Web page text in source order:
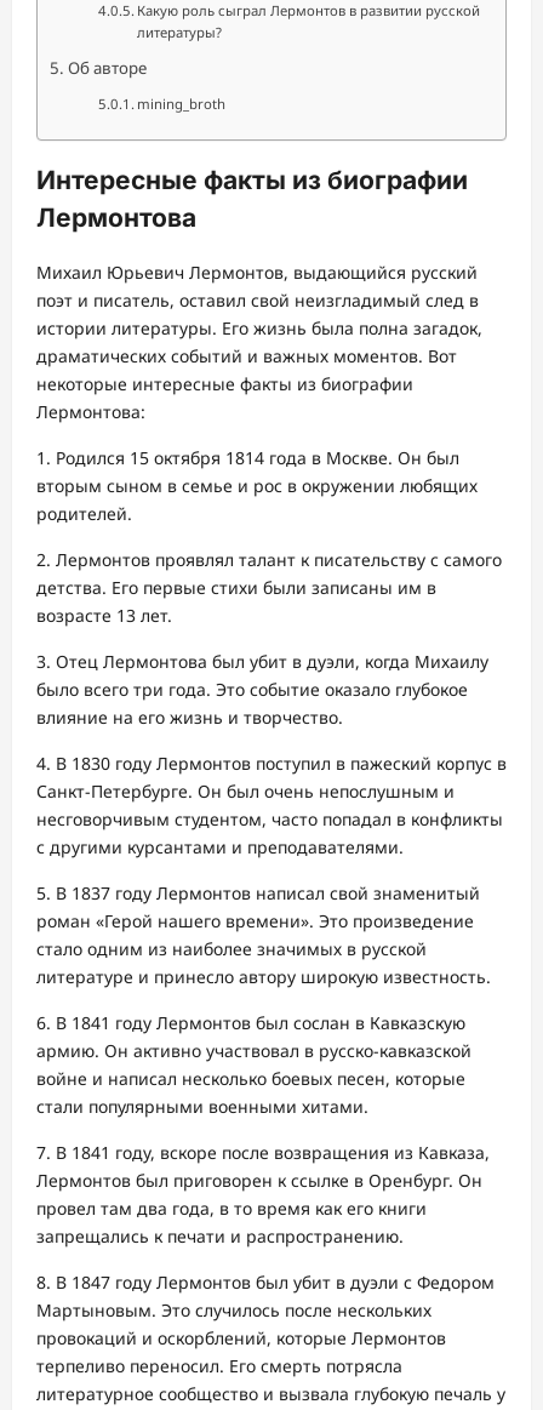
Какую роль сыграл Лермонтов в развитии русской
литературы?
Об авторе
mining_broth
Интересные факты из биографии
Лермонтова
Михаил Юрьевич Лермонтов, выдающийся русский
поэт и писатель, оставил свой неизгладимый след в
истории литературы. Его жизнь была полна загадок,
драматических событий и важных моментов. Вот
некоторые интересные факты из биографии
Лермонтова:
1. Родился 15 октября 1814 года в Москве. Он был
вторым сыном в семье и рос в окружении любящих
родителей.
2. Лермонтов проявлял талант к писательству с самого
детства. Его первые стихи были записаны им в
возрасте 13 лет.
3. Отец Лермонтова был убит в дуэли, когда Михаилу
было всего три года. Это событие оказало глубокое
влияние на его жизнь и творчество.
4. В 1830 году Лермонтов поступил в пажеский корпус в
Санкт-Петербурге. Он был очень непослушным и
несговорчивым студентом, часто попадал в конфликты
с другими курсантами и преподавателями.
5. В 1837 году Лермонтов написал свой знаменитый
роман «Герой нашего времени». Это произведение
стало одним из наиболее значимых в русской
литературе и принесло автору широкую известность.
6. В 1841 году Лермонтов был сослан в Кавказскую
армию. Он активно участвовал в русско-кавказской
войне и написал несколько боевых песен, которые
стали популярными военными хитами.
7. В 1841 году, вскоре после возвращения из Кавказа,
Лермонтов был приговорен к ссылке в Оренбург. Он
провел там два года, в то время как его книги
запрещались к печати и распространению.
8. В 1847 году Лермонтов был убит в дуэли с Федором
Мартыновым. Это случилось после нескольких
провокаций и оскорблений, которые Лермонтов
терпеливо переносил. Его смерть потрясла
литературное сообщество и вызвала глубокую печаль у